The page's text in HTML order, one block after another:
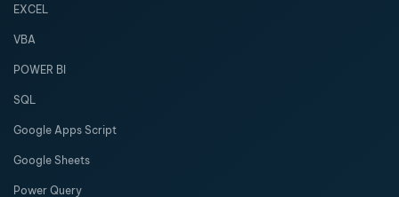
EXCEL
VBA
POWER BI
SQL
Google Apps Script
Google Sheets
Power Query